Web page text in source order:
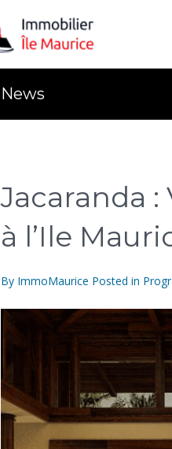
News
Jacaranda :
à l’Ile
By ImmoMaurice Posted in